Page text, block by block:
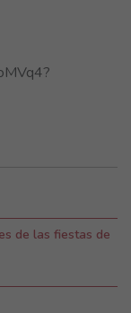
de las fiestas de